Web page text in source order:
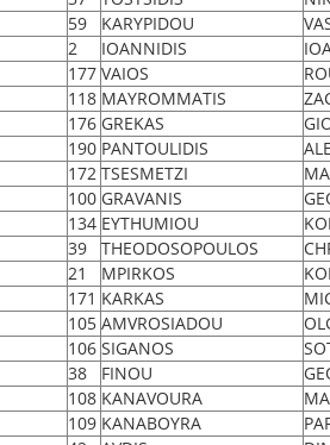
59 KARYPIDOU
2 IOANNIDIS
177 VAIOS
118 MAYROMMATIS
176 GREKAS
190 PANTOULIDIS
172 TSESMETZI
100 GRAVANIS
134 EYTHUMIOU
39 THEODOSOPOULOS
21 MPIRKOS
171 KARKAS
105 AMVROSIADOU
106 SIGANOS
38 FINOU
108 KANAVOURA
109 KANABOYRA